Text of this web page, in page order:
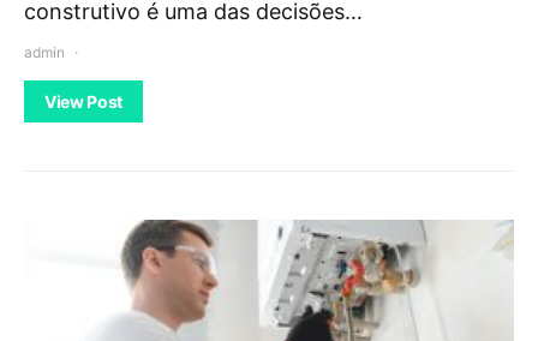
construtivo é uma das decisões…
admin
View Post